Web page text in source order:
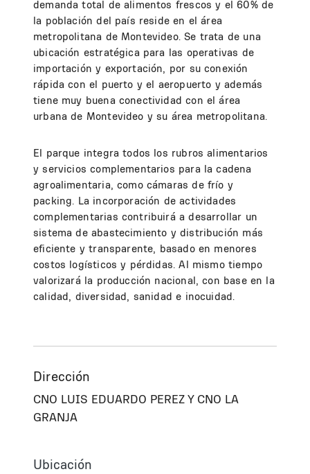
demanda total de alimentos frescos y el 60% de
la población del país reside en el área
metropolitana de Montevideo. Se trata de una
ubicación estratégica para las operativas de
importación y exportación, por su conexión
rápida con el puerto y el aeropuerto y además
tiene muy buena conectividad con el área
urbana de Montevideo y su área metropolitana.
El parque integra todos los rubros alimentarios
y servicios complementarios para la cadena
agroalimentaria, como cámaras de frío y
packing. La incorporación de actividades
complementarias contribuirá a desarrollar un
sistema de abastecimiento y distribución más
eficiente y transparente, basado en menores
costos logísticos y pérdidas. Al mismo tiempo
valorizará la producción nacional, con base en la
calidad, diversidad, sanidad e inocuidad.
Dirección
CNO LUIS EDUARDO PEREZ Y CNO LA
GRANJA
Ubicación